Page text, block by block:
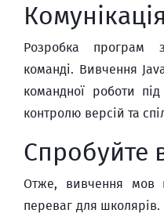
Розробка програм
команді. Вивчення
командної роботи
контролю версій та
Спробуйте
Отже, вивчення мов
переваг для